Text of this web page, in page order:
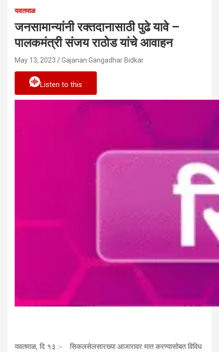
यवतमाळ
जनसामान्यांनी रक्तदानासाठी पुढे यावे –
पालकमंत्री संजय राठोड यांचे आवाहन
May 13, 2023 Gajanan Gangadhar Bidkar
Listen to this
यवतमाळ, दि १३ :- सिकलसेलसारख्या आजारावर मात करण्यासोबत विविध